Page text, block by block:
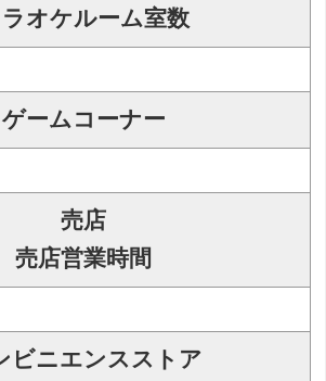
オケルーム室数
ゲームコーナー
売店
売店営業時間
ビニエンスストア